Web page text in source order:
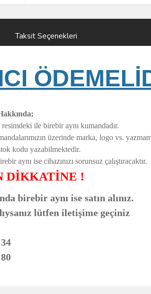
Taksit Seçenekleri
ile birebir aynı kumandadır.
üzerinde marka, logo vs.
kodu yazabilmektedir.
aynı ise cihazınızı sorunsuz çalıştıracaktır.
DİKKATİNE !
birebir aynı ise satın alınız.
lütfen iletişime geçiniz